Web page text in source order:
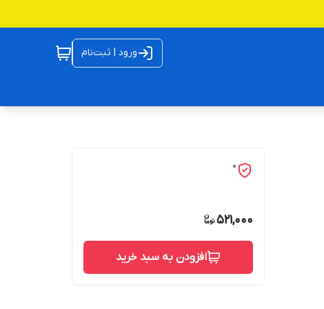
ورود | ثبت‌نام
0
521,000
افزودن به سبد خرید